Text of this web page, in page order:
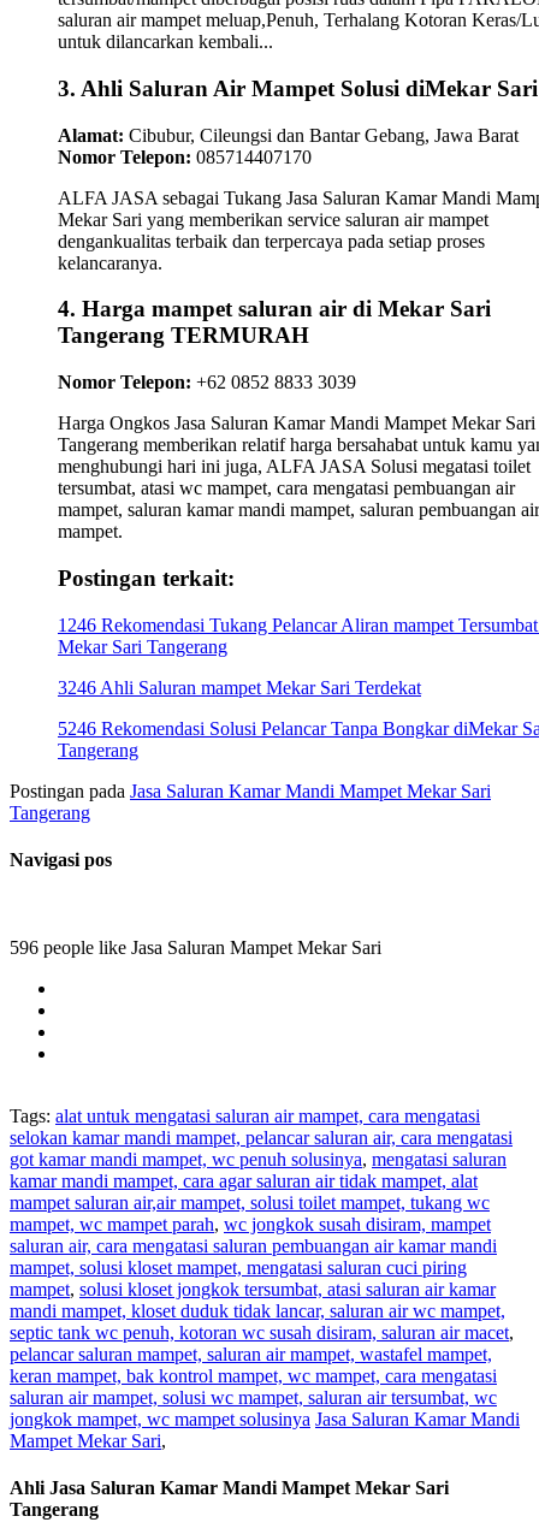
saluran air mampet meluap,Penuh, Terhalang Kotoran Keras/
untuk dilancarkan kembali...
3. Ahli Saluran Air Mampet Solusi diMekar Sari
Alamat: Cibubur, Cileungsi dan Bantar Gebang, Jawa Barat
Nomor Telepon: 085714407170
ALFA JASA sebagai Tukang Jasa Saluran Kamar Mandi
Mekar Sari yang memberikan service saluran air mampet
dengankualitas terbaik dan terpercaya pada setiap proses
kelancaranya.
4. Harga mampet saluran air di Mekar Sari
Tangerang TERMURAH
Nomor Telepon: +62 0852 8833 3039
Harga Ongkos Jasa Saluran Kamar Mandi Mampet Mekar Sari
Tangerang memberikan relatif harga bersahabat untuk kamu
menghubungi hari ini juga, ALFA JASA Solusi megatasi toilet
tersumbat, atasi wc mampet, cara mengatasi pembuangan air
mampet, saluran kamar mandi mampet, saluran pembuangan air
mampet.
Postingan terkait:
1246 Rekomendasi Tukang Pelancar Aliran mampet
Mekar Sari Tangerang
3246 Ahli Saluran mampet Mekar Sari Terdekat
5246 Rekomendasi Solusi Pelancar Tanpa Bongkar diMekar
Tangerang
Postingan pada Jasa Saluran Kamar Mandi Mampet Mekar Sari
Tangerang
Navigasi pos
596 people like Jasa Saluran Mampet Mekar Sari
Tags: alat untuk mengatasi saluran air mampet, cara mengatasi
selokan kamar mandi mampet, pelancar saluran air, cara mengatasi
got kamar mandi mampet, wc penuh solusinya, mengatasi saluran
kamar mandi mampet, cara agar saluran air tidak mampet, alat
mampet saluran air,air mampet, solusi toilet mampet, tukang wc
mampet, wc mampet parah, wc jongkok susah disiram, mampet
saluran air, cara mengatasi saluran pembuangan air kamar mandi
mampet, solusi kloset mampet, mengatasi saluran cuci piring
mampet, solusi kloset jongkok tersumbat, atasi saluran air kamar
mandi mampet, kloset duduk tidak lancar, saluran air wc mampet,
septic tank wc penuh, kotoran wc susah disiram, saluran air macet,
pelancar saluran mampet, saluran air mampet, wastafel mampet,
keran mampet, bak kontrol mampet, wc mampet, cara mengatasi
saluran air mampet, solusi wc mampet, saluran air tersumbat, wc
jongkok mampet, wc mampet solusinya Jasa Saluran Kamar Mandi
Mampet Mekar Sari,
Ahli Jasa Saluran Kamar Mandi Mampet Mekar Sari
Tangerang